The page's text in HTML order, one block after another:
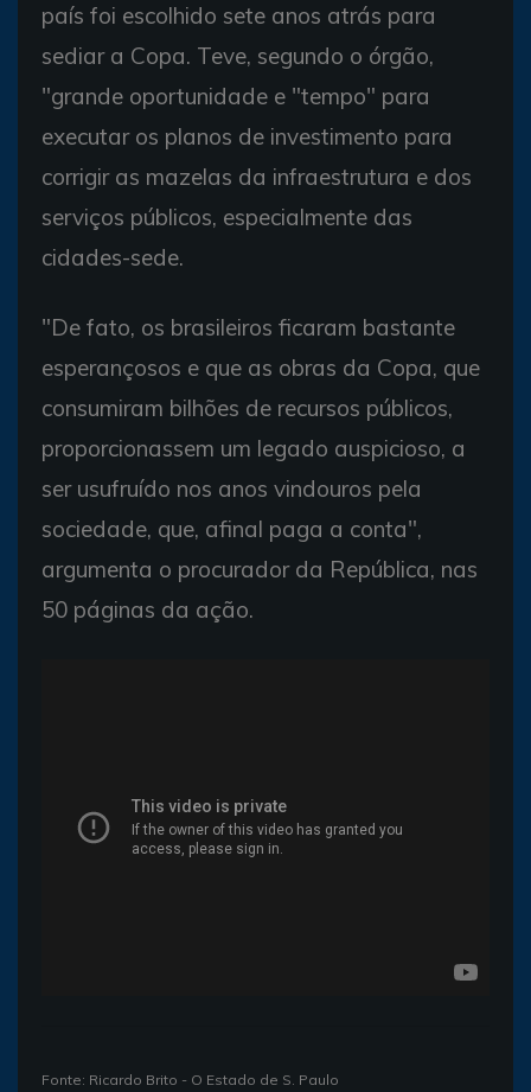
país foi escolhido sete anos atrás para
sediar a Copa. Teve, segundo o órgão,
"grande oportunidade e "tempo" para
executar os planos de investimento para
corrigir as mazelas da infraestrutura e dos
serviços públicos, especialmente das
cidades-sede.
"De fato, os brasileiros ficaram bastante
esperançosos e que as obras da Copa, que
consumiram bilhões de recursos públicos,
proporcionassem um legado auspicioso, a
ser usufruído nos anos vindouros pela
sociedade, que, afinal paga a conta",
argumenta o procurador da República, nas
50 páginas da ação.
Fonte: Ricardo Brito - O Estado de S. Paulo